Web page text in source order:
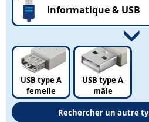
Informatique & USB
USB type A
femelle
USB type A
mâle
Rechercher un autre